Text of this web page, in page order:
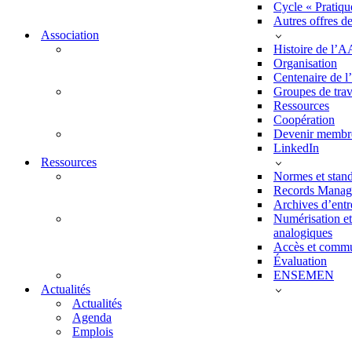
Cycle «
Autres offres
Association
Histoire de
Organisation
Centenaire de
Groupes de
Ressources
Coopération
Devenir
LinkedIn
Ressources
Normes et
Records
Archives
Numérisation
analogiques
Accès et
Évaluation
ENSEMEN
Actualités
Actualités
Agenda
Emplois